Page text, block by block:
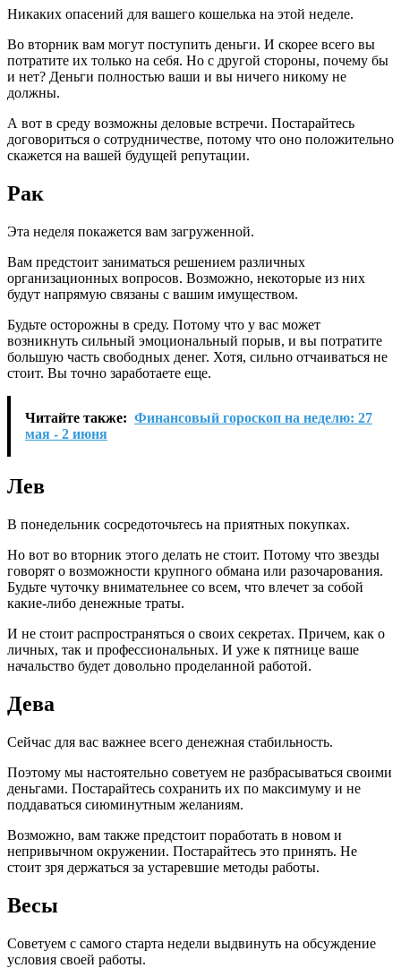
Никаких опасений для вашего кошелька на этой неделе.
Во вторник вам могут поступить деньги. И скорее всего вы
потратите их только на себя. Но с другой стороны, почему бы
и нет? Деньги полностью ваши и вы ничего никому не
должны.
А вот в среду возможны деловые встречи. Постарайтесь
договориться о сотрудничестве, потому что оно положительно
скажется на вашей будущей репутации.
Рак
Эта неделя покажется вам загруженной.
Вам предстоит заниматься решением различных
организационных вопросов. Возможно, некоторые из них
будут напрямую связаны с вашим имуществом.
Будьте осторожны в среду. Потому что у вас может
возникнуть сильный эмоциональный порыв, и вы потратите
большую часть свободных денег. Хотя, сильно отчаиваться не
стоит. Вы точно заработаете еще.
Читайте также: Финансовый гороскоп на неделю: 27
мая - 2 июня
Лев
В понедельник сосредоточьтесь на приятных покупках.
Но вот во вторник этого делать не стоит. Потому что звезды
говорят о возможности крупного обмана или разочарования.
Будьте чуточку внимательнее со всем, что влечет за собой
какие-либо денежные траты.
И не стоит распространяться о своих секретах. Причем, как о
личных, так и профессиональных. И уже к пятнице ваше
начальство будет довольно проделанной работой.
Дева
Сейчас для вас важнее всего денежная стабильность.
Поэтому мы настоятельно советуем не разбрасываться своими
деньгами. Постарайтесь сохранить их по максимуму и не
поддаваться сиюминутным желаниям.
Возможно, вам также предстоит поработать в новом и
непривычном окружении. Постарайтесь это принять. Не
стоит зря держаться за устаревшие методы работы.
Весы
Советуем с самого старта недели выдвинуть на обсуждение
условия своей работы.